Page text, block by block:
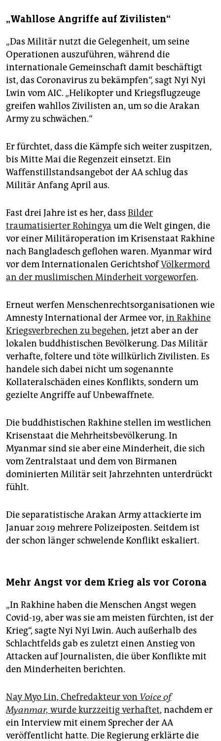
„Wahllose Angriffe auf Zivilisten“
„Das Militär nutzt die Gelegenheit, um seine
Operationen auszuführen, während die
internationale Gemeinschaft damit beschäftigt
ist, das Coronavirus zu bekämpfen“, sagt Nyi Nyi
Lwin vom AIC. „Helikopter und Kriegsflugzeuge
greifen wahllos Zivilisten an, um so die Arakan
Army zu schwächen.“
Er fürchtet, dass die Kämpfe sich weiter zuspitzen,
bis Mitte Mai die Regenzeit einsetzt. Ein
Waffenstillstandsangebot der AA schlug das
Militär Anfang April aus.
Fast drei Jahre ist es her, dass Bilder
traumatisierter Rohingya um die Welt gingen, die
vor einer Militäroperation im Krisenstaat Rakhine
nach Bangladesch geflohen waren. Myanmar wird
vor dem Internationalen GerichtshofVölkermord
an der muslimischen Minderheit vorgeworfen.
Erneut werfen Menschenrechtsorganisationen wie
Amnesty International der Armee vor, in Rakhine
Kriegsverbrechen zu begehen, jetzt aber an der
lokalen buddhistischen Bevölkerung. Das Militär
verhafte, foltere und töte willkürlich Zivilisten. Es
handele sich dabei nicht um sogenannte
Kollateralschäden eines Konflikts, sondern um
gezielte Angriffe auf Unbewaffnete.
Die buddhistischen Rakhine stellen im westlichen
Krisenstaat die Mehrheitsbevölkerung. In
Myanmar sind sie aber eine Minderheit, die sich
vom Zentralstaat und dem von Birmanen
dominierten Militär seit Jahrzehnten unterdrückt
fühlt.
Die separatistische Arakan Army attackierte im
Januar 2019 mehrere Polizeiposten. Seitdem ist
der schon länger schwelende Konflikt eskaliert.
Mehr Angst vor dem Krieg als vor Corona
„In Rakhine haben die Menschen Angst wegen
Covid-19, aber was sie am meisten fürchten, ist der
Krieg“, sagte Nyi Nyi Lwin. Auch außerhalb des
Schlachtfelds gab es zuletzt einen Anstieg von
Attacken auf Journalisten, die über Konflikte mit
den Minderheiten berichten.
Nay Myo Lin, Chefredakteur von Voice of
Myanmar, wurde kurzzeitig verhaftet, nachdem er
ein Interview mit einem Sprecher der AA
veröffentlicht hatte. Die Regierung erklärte die